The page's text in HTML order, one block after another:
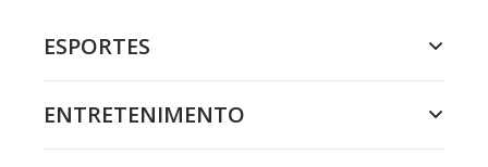
ESPORTES
ENTRETENIMENTO